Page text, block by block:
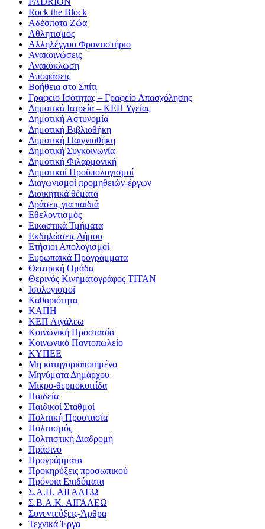
Rock the Block
Αδέσποτα Ζώα
Αθλητισμός
Αλληλέγγυο Φροντιστήριο
Ανακοινώσεις
Ανακύκλωση
Αποφάσεις
Βοήθεια στο Σπίτι
Γραφείο Ισότητας – Γραφείο Απασχόλησης
Δημοτικά Ιατρεία – ΚΕΠ Υγείας
Δημοτική Αστυνομία
Δημοτική Βιβλιοθήκη
Δημοτική Παιγνιοθήκη
Δημοτική Συγκοινωνία
Δημοτική Φιλαρμονική
Δημοτικοί Προϋπολογισμοί
Διαγωνισμοί προμηθειών-έργων
Διοικητικά θέματα
Δράσεις για παιδιά
Εθελοντισμός
Εικαστικά Τμήματα
Εκδηλώσεις Δήμου
Ετήσιοι Απολογισμοί
Ευρωπαϊκά Προγράμματα
Θεατρική Ομάδα
Θερινός Κινηματογράφος ΤΙΤΑΝ
Ισολογισμοί
Καθαριότητα
ΚΑΠΗ
ΚΕΠ Αιγάλεω
Κοινωνική Προστασία
Κοινωνικό Παντοπωλείο
ΚΥΠΕΕ
Μη κατηγοριοποιημένο
Μηνύματα Δημάρχου
Μικρο-θερμοκοιτίδα
Παιδεία
Παιδικοί Σταθμοί
Πολιτική Προστασία
Πολιτισμός
Πολιτιστική Διαδρομή
Πράσινο
Προγράμματα
Προκηρύξεις προσωπικού
Πρόνοια Επιδόματα
Σ.Α.Π. ΑΙΓΑΛΕΩ
Σ.Β.Α.Κ. ΑΙΓΑΛΕΩ
Συνεντεύξεις-Άρθρα
Τεχνικά Έργα